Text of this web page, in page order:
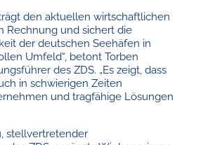
den aktuellen wirtschaftlichen
Rechnung und sichert die
der deutschen Seehäfen in
Umfeld“, betont Torben
des ZDS. „Es zeigt, dass
in schwierigen Zeiten
und tragfähige Lösungen
stellvertretender